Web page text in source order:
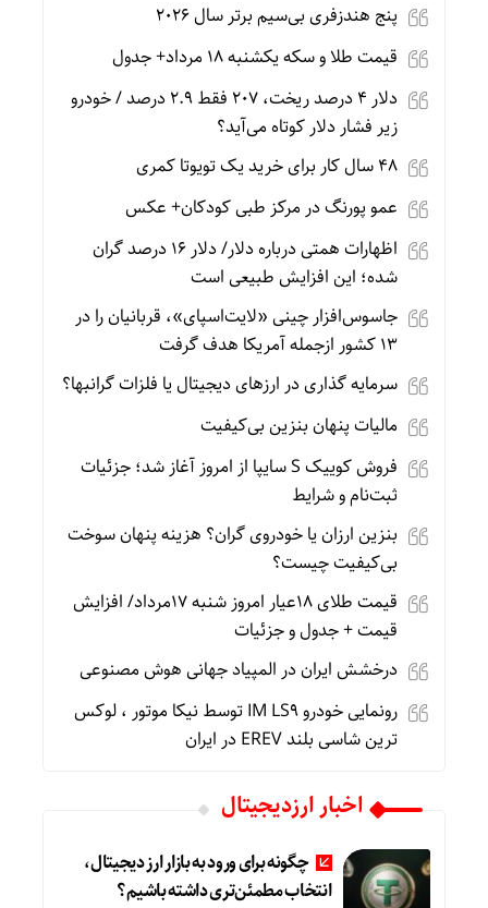
پنج هندزفری بی‌سیم برتر سال ۲۰۲۶
قیمت طلا و سکه یکشنبه 18 مرداد+ جدول
دلار ۴ درصد ریخت، ۲۰۷ فقط ۲.۹ درصد / خودرو
زیر فشار دلار کوتاه می‌آید؟
۴۸ سال کار برای خرید یک تویوتا کمری
عمو پورنگ در مرکز طبی کودکان+ عکس
اظهارات همتی درباره دلار/ دلار ۱۶ درصد گران
شده؛ این افزایش طبیعی است
جاسوس‌افزار چینی «لایت‌اسپای»، قربانیان را در
۱۳ کشور ازجمله آمریکا هدف گرفت
سرمایه گذاری در ارزهای دیجیتال یا فلزات گرانبها؟
مالیات پنهان بنزین بی‌کیفیت
فروش کوییک S سایپا از امروز آغاز شد؛ جزئیات
ثبت‌نام و شرایط
بنزین ارزان یا خودروی گران؟ هزینه پنهان سوخت
بی‌کیفیت چیست؟
قیمت طلای 18عیار امروز شنبه 17مرداد/ افزایش
قیمت + جدول و جزئیات
درخشش ایران در المپیاد جهانی هوش مصنوعی
رونمایی خودرو IM LS9 توسط نیکا موتور ، لوکس
ترین شاسی بلند EREV در ایران
اخبار ارزدیجیتال
چگونه برای ورود به بازار ارز دیجیتال،
انتخاب مطمئن‌تری داشته باشیم؟